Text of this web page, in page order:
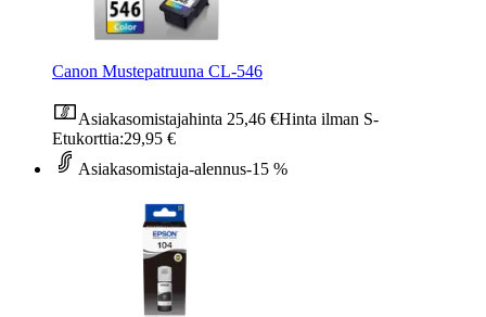
Canon Mustepatruuna CL-546
Asiakasomistajahinta 25,46 €Hinta ilman S-
Etukorttia:29,95 €
Asiakasomistaja-alennus-15 %